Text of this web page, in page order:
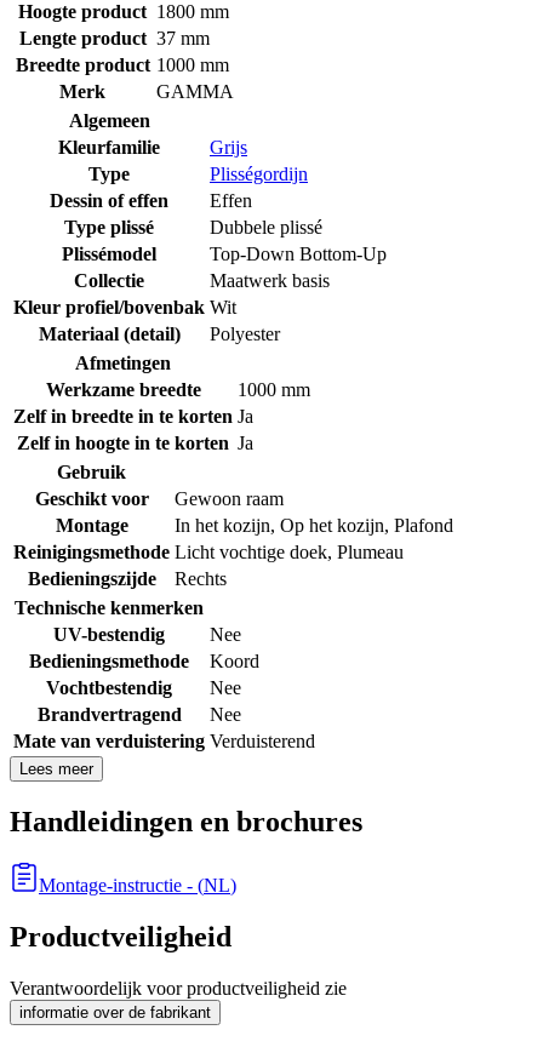
Hoogte product 1800 mm
Lengte product 37 mm
Breedte product 1000 mm
Merk
GAMMA
Algemeen
Kleurfamilie
Grijs
Type
Plisségordijn
Dessin of effen
Effen
Type plissé
Dubbele plissé
Plissémodel
Top-Down Bottom-Up
Collectie
Maatwerk basis
Kleur profiel/bovenbak Wit
Materiaal (detail)
Polyester
Afmetingen
Werkzame breedte
1000 mm
Zelf in breedte in te korten Ja
Zelf in hoogte in te korten Ja
Gebruik
Geschikt voor
Gewoon raam
Montage
In het kozijn, Op het kozijn, Plafond
Reinigingsmethode Licht vochtige doek, Plumeau
Bedieningszijde
Rechts
Technische kenmerken
UV-bestendig
Nee
Bedieningsmethode
Koord
Vochtbestendig
Nee
Brandvertragend
Nee
Mate van verduistering Verduisterend
Lees meer
Handleidingen en brochures
Montage-instructie - (NL)
Productveiligheid
Verantwoordelijk voor productveiligheid zie
informatie over de fabrikant